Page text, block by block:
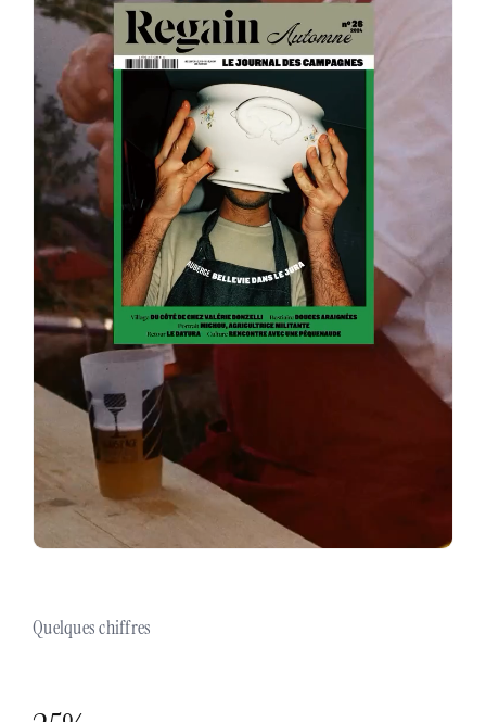
Quelques chiffres